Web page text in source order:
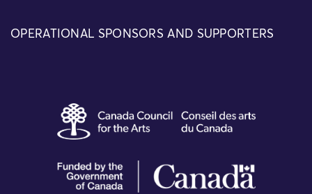
OPERATIONAL SPONSORS AND SUPPORTERS